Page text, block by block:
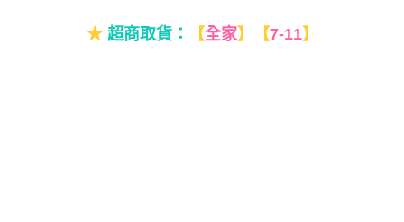
★ 超商取貨： 【全家】 【7-11】